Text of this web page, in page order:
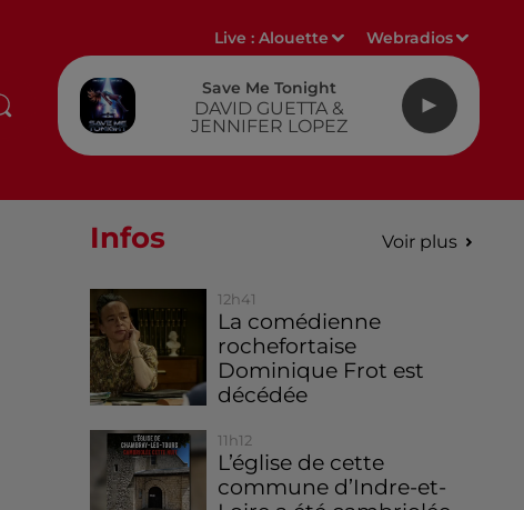
Live :Alouette Webradios
Save Me Tonight
DAVID GUETTA &
JENNIFER LOPEZ
Infos Voir plus
12h41
La comédienne
rochefortaise
Dominique Frot est
décédée
11h12
L’église de cette
commune d’Indre-et-